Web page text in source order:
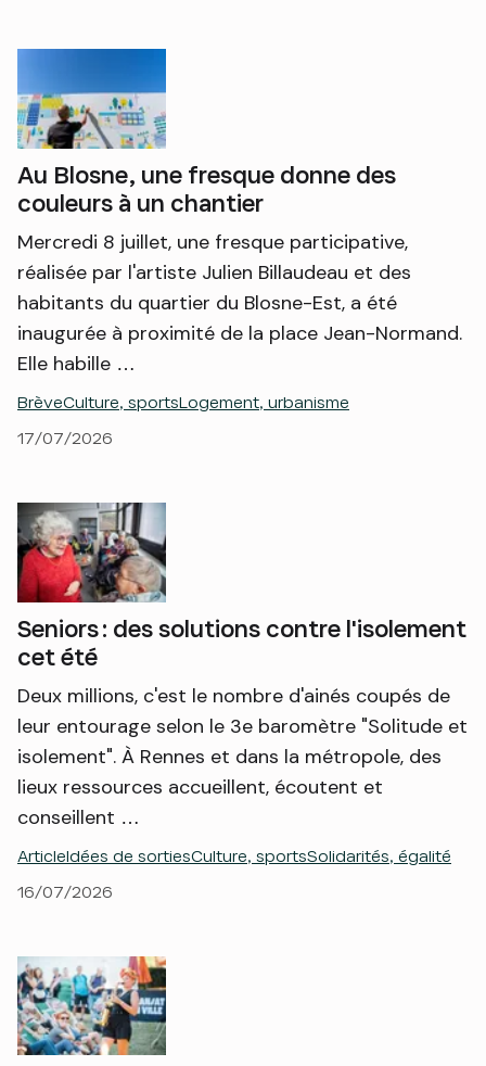
Au Blosne, une fresque donne des
couleurs à un chantier
Mercredi 8 juillet, une fresque participative,
réalisée par l'artiste Julien Billaudeau et des
habitants du quartier du Blosne-Est, a été
inaugurée à proximité de la place Jean-Normand.
Elle habille …
BrèveCulture, sportsLogement, urbanisme
17/07/2026
Seniors : des solutions contre l'isolement
cet été
Deux millions, c'est le nombre d'ainés coupés de
leur entourage selon le 3e baromètre "Solitude et
isolement". À Rennes et dans la métropole, des
lieux ressources accueillent, écoutent et
conseillent …
ArticleIdées de sortiesCulture, sportsSolidarités, égalité
16/07/2026